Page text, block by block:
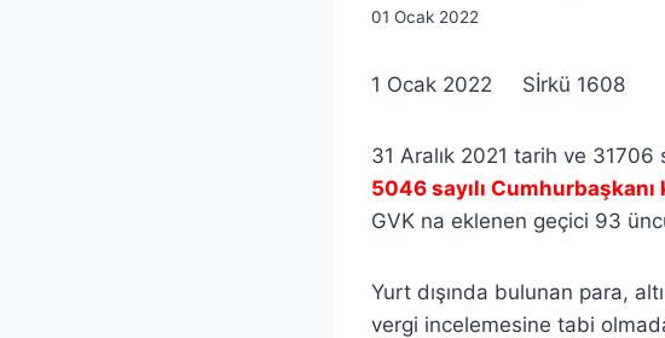
By
01 Ocak 2022
1 Ocak 2022 Sİrkü 1608
31 Aralık 2021 tarih ve 31706
5046 sayılı Cumhurbaşkanı
GVK na eklenen geçici 93
Yurt dışında bulunan para,
vergi incelemesine tabi